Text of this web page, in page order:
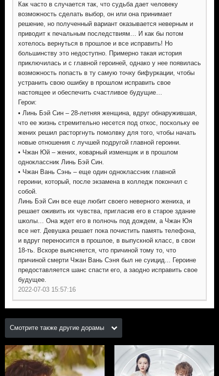
Как часто в случается так, что судьба дает человеку
возможность сделать выбор, он или она принимает
решение, но полученный вариант оказывается неверным и
приводит к печальным последствиям… И как бы потом
хотелось вернуться в прошлое и все исправить! Но
большинству это недоступно. Примерно такая история
приключилась и с главной героиней, однако у нее появилась
возможность попасть в ту самую точку бифуркации, чтобы
устранить свою ошибку в прошлом исправить свое
настоящее и обеспечить счастливое будущие…
Герои:
• Линь Бэй Син – 28-летняя женщина, вдруг обнаружившая,
что ее жизнь стремительно несется под откос, поскольку ее
жених решил расторгнуть помолвку для того, чтобы начать
новые отношения с лучшей подругой главной героини.
• Чжан Юй – жених, коварный изменщик и в прошлом
одноклассник Линь Бэй Син.
• Чжан Вань Сэнь – еще один одноклассник главной
героини, который, после экзамена в колледж покончил с
собой.
Линь Бэй Син все еще любит своего неверного жениха, и
решает оживить их чувства, пригласив его в старое здание
школы… Она ждет его в полночь под дождем, а Чжан Юя
все нет. Девушка решает пока почистить память телефона,
и вдруг переносится в прошлое, в выпускной класс, в свои
18-ть. Вскоре выясняется, что причиной тому то, что
причиной смерти Чжан Вань Сэня был не суицид... Героине
предоставляется шанс спасти его, а заодно исправить свое
будущее.
2022-07-03 15:57:16
Смотрите также другие дорамы